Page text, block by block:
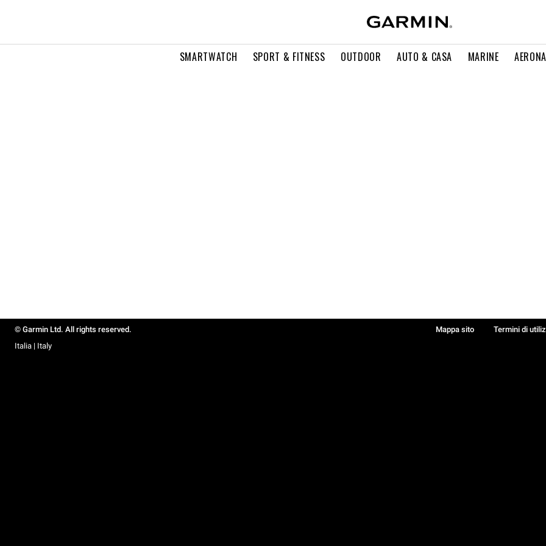
SMARTWATCH SPORT & FITNESS OUTDOOR AUTO & CASA MARINE
© Garmin Ltd. All rights reserved. Mappa sito Termini di
Italia | Italy